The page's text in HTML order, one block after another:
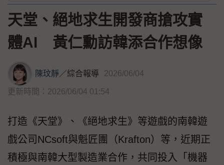
天堂、絕地求生開發商搶攻實
體AI 黃仁勳訪韓添合作想像
陳玟靜／綜合報導 2026/06/04
更新時間：2026/06/04 01:54
打造《天堂》、《絕地求生》等遊戲的南韓遊
戲公司NCsoft與魁匠團（Krafton）等，近期正
積極與南韓大型製造業合作，共同投入「機器